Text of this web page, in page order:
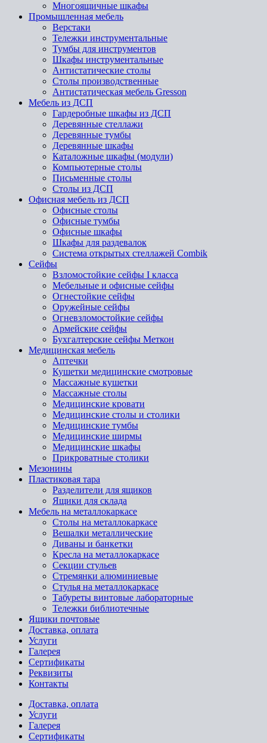
Многоящичные шкафы
Промышленная мебель
Верстаки
Тележки инструментальные
Тумбы для инструментов
Шкафы инструментальные
Антистатические столы
Столы производственные
Антистатическая мебель Gresson
Мебель из ДСП
Гардеробные шкафы из ДСП
Деревянные стеллажи
Деревянные тумбы
Деревянные шкафы
Каталожные шкафы (модули)
Компьютерные столы
Письменные столы
Столы из ДСП
Офисная мебель из ДСП
Офисные столы
Офисные тумбы
Офисные шкафы
Шкафы для раздевалок
Система открытых стеллажей Combik
Сейфы
Взломостойкие сейфы I класса
Мебельные и офисные сейфы
Огнестойкие сейфы
Оружейные сейфы
Огневзломостойкие сейфы
Армейские сейфы
Бухгалтерские сейфы Меткон
Медицинская мебель
Аптечки
Кушетки медицинские смотровые
Массажные кушетки
Массажные столы
Медицинские кровати
Медицинские столы и столики
Медицинские тумбы
Медицинские ширмы
Медицинские шкафы
Прикроватные столики
Мезонины
Пластиковая тара
Разделители для ящиков
Ящики для склада
Мебель на металлокаркасе
Cтолы на металлокаркасе
Вешалки металлические
Диваны и банкетки
Кресла на металлокаркасе
Секции стульев
Стремянки алюминиевые
Стулья на металлокаркасе
Табуреты винтовые лабораторные
Тележки библиотечные
Ящики почтовые
Доставка, оплата
Услуги
Галерея
Сертификаты
Реквизиты
Контакты
Доставка, оплата
Услуги
Галерея
Сертификаты